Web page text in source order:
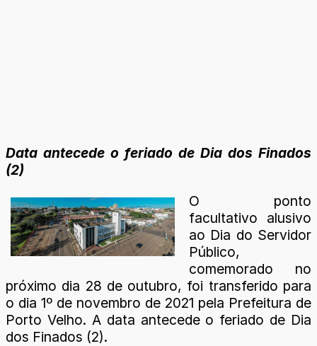
Data antecede o feriado de Dia dos Finados
(2)
O ponto
facultativo alusivo
ao Dia do Servidor
Público,
comemorado no
próximo dia 28 de outubro, foi transferido para
o dia 1º de novembro de 2021 pela Prefeitura de
Porto Velho. A data antecede o feriado de Dia
dos Finados (2).